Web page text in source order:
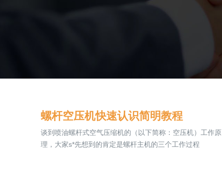
螺杆空压机快速认识简明教程
谈到喷油螺杆式空气压缩机的（以下简称：空压机）工作原
理，大家s*先想到的肯定是螺杆主机的三个工作过程